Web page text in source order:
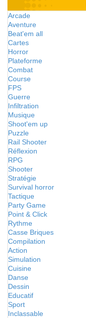
Arcade
Aventure
Beat'em all
Cartes
Horror
Plateforme
Combat
Course
FPS
Guerre
Infiltration
Musique
Shoot'em up
Puzzle
Rail Shooter
Réflexion
RPG
Shooter
Stratégie
Survival horror
Tactique
Party Game
Point & Click
Rythme
Casse Briques
Compilation
Action
Simulation
Cuisine
Danse
Dessin
Educatif
Sport
Inclassable